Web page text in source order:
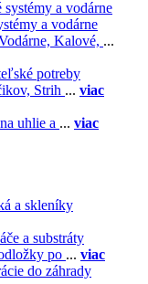
a vodárne
Kalové, ...
potreby
Strih ... viac
uhlie a ... viac
a skleníky
a substráty
po ... viac
do záhrady